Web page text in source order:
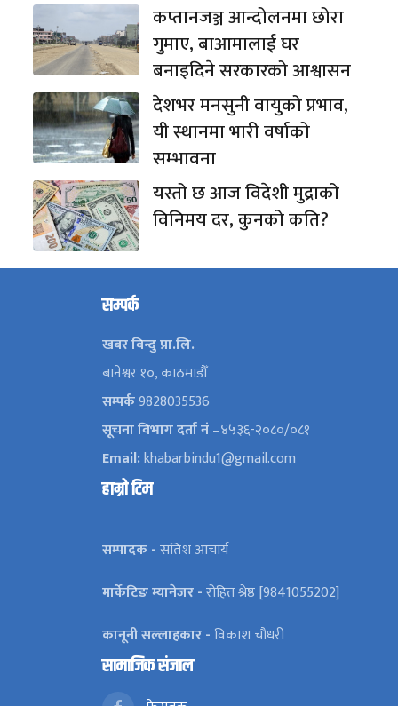
कप्तानजञ्ज आन्दोलनमा छोरा
गुमाए, बाआमालाई घर
बनाइदिने सरकारको आश्वासन
देशभर मनसुनी वायुको प्रभाव,
यी स्थानमा भारी वर्षाको
सम्भावना
यस्तो छ आज विदेशी मुद्राको
विनिमय दर, कुनको कति?
सम्पर्क
खबर विन्दु प्रा.लि.
बानेश्वर १०, काठमाडौँ
सम्पर्क9828035536
सूचना विभाग दर्ता नं–४५३६-२०८०/०८१
Email:khabarbindu1@gmail.com
हाम्रो टिम
सम्पादक -सतिश आचार्य
मार्केटिङ म्यानेजर -रोहित श्रेष्ठ [9841055202]
कानूनी सल्लाहकार -विकाश चौधरी
सामाजिक संजाल